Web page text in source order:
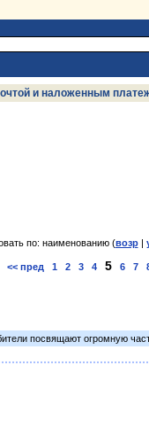
и наложенным
по: наименованию (возр|
<< пред 1 2 3 4 5 6 7
посвящают огромную